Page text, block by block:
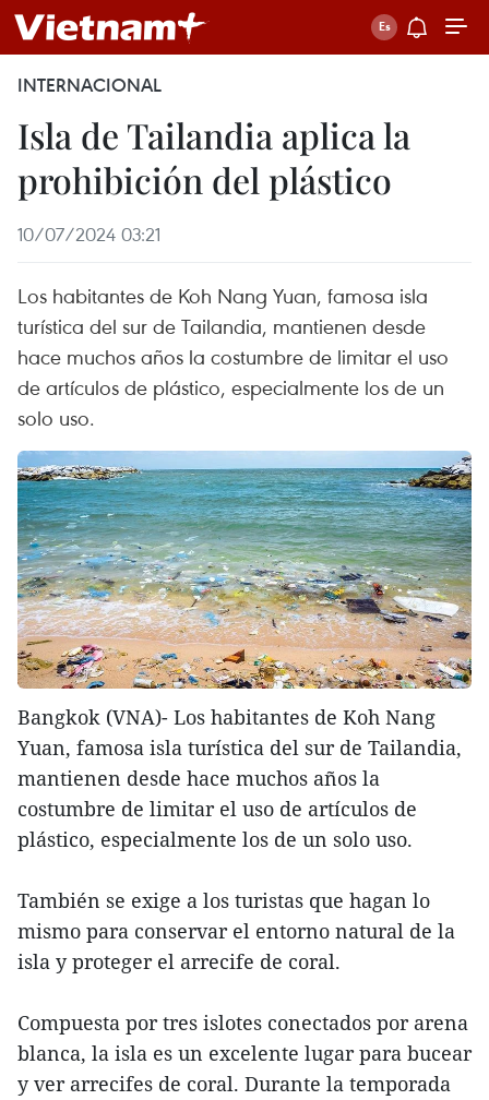
INTERNACIONAL
Isla de Tailandia aplica la
prohibición del plástico
10/07/2024 03:21
Los habitantes de Koh Nang Yuan, famosa isla
turística del sur de Tailandia, mantienen desde
hace muchos años la costumbre de limitar el uso
de artículos de plástico, especialmente los de un
solo uso.
Bangkok (VNA)- Los habitantes de Koh Nang
Yuan, famosa isla turística del sur de Tailandia,
mantienen desde hace muchos años la
costumbre de limitar el uso de artículos de
plástico, especialmente los de un solo uso.
También se exige a los turistas que hagan lo
mismo para conservar el entorno natural de la
isla y proteger el arrecife de coral.
Compuesta por tres islotes conectados por arena
blanca, la isla es un excelente lugar para bucear
y ver arrecifes de coral. Durante la temporada